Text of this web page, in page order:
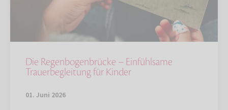
Die Regenbogenbrücke – Einfühlsame
Trauerbegleitung für Kinder
01. Juni 2026